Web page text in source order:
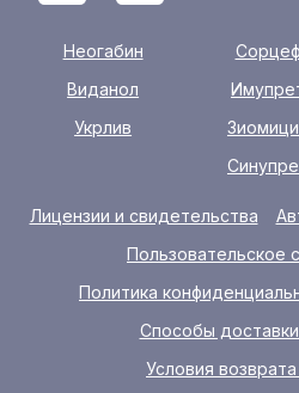
Неогабин Сорцеф
Виданол
Укрлив
Лицензии и свидетельства
Пользовательское
Политика
Способы
Условия